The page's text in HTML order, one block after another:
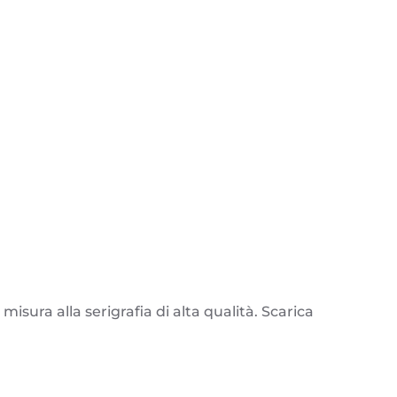
alla serigrafia di alta qualità. Scarica